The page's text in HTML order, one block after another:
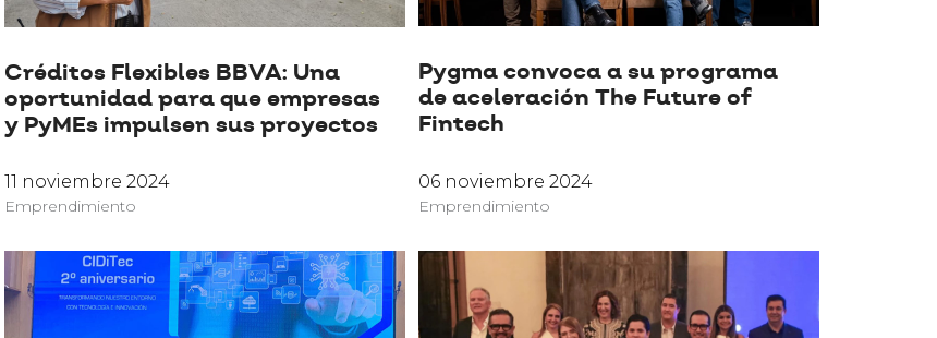
Créditos Flexibles BBVA: Una
oportunidad para que empresas
y PyMEs impulsen sus proyectos
11 noviembre 2024
Emprendimiento
Pygma convoca a su programa
de aceleración The Future of
Fintech
06 noviembre 2024
Emprendimiento